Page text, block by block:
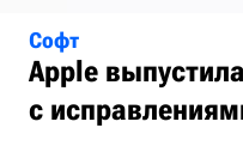
Софт
Apple
с